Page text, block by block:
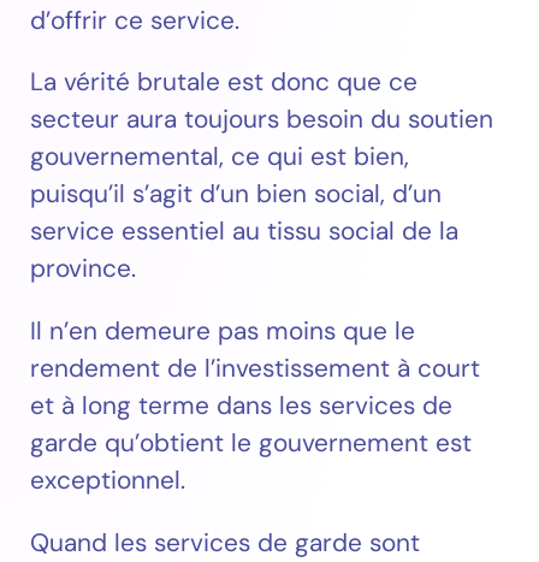
d’offrir ce service.
La vérité brutale est donc que ce
secteur aura toujours besoin du soutien
gouvernemental, ce qui est bien,
puisqu’il s’agit d’un bien social, d’un
service essentiel au tissu social de la
province.
Il n’en demeure pas moins que le
rendement de l’investissement à court
et à long terme dans les services de
garde qu’obtient le gouvernement est
exceptionnel.
Quand les services de garde sont